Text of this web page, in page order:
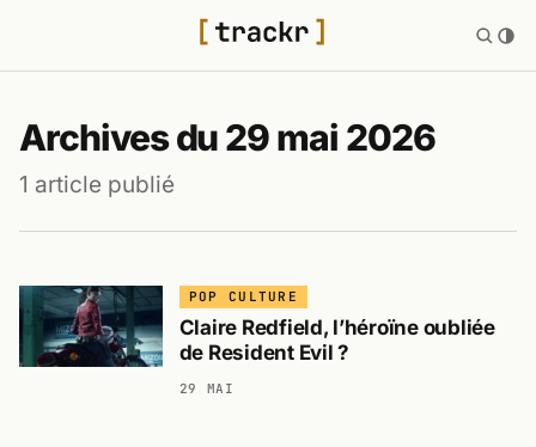
Archives du 29 mai 2026
1 article publié
POP CULTURE
Claire Redfield, l’héroïne oubliée
de Resident Evil ?
29 MAI